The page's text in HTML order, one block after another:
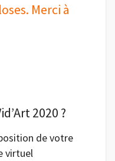
Merci à
2020 ?
de votre
virtuel